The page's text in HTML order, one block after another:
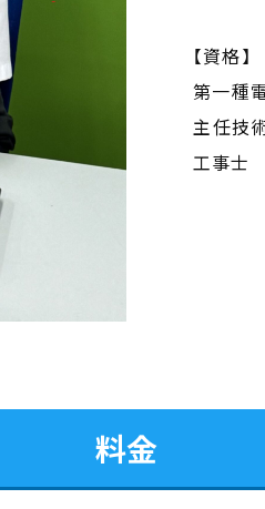
【資格】
第一種
主任技
工事士
料金